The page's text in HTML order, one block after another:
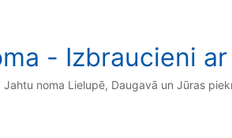
- Izbraucieni
noma Lielupē, Daugavā un Jūras